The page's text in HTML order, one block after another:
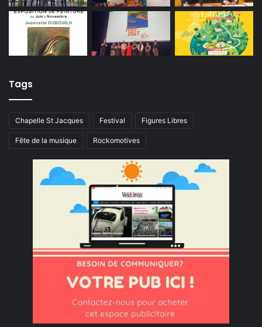
Tags
Chapelle St Jacques Festival Figures Libres
Fête de la musique Rockomotives